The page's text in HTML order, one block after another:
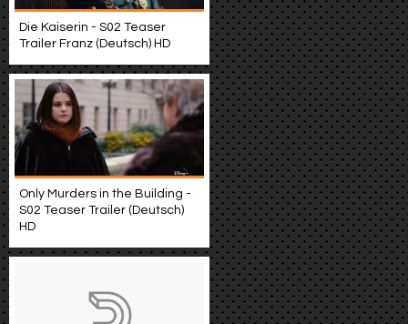
Die Kaiserin - S02 Teaser
Trailer Franz (Deutsch) HD
Only Murders in the Building -
S02 Teaser Trailer (Deutsch)
HD